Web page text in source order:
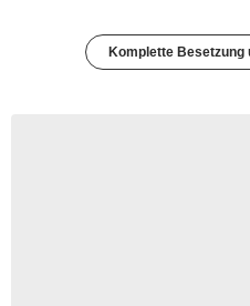
Komplette Besetzung